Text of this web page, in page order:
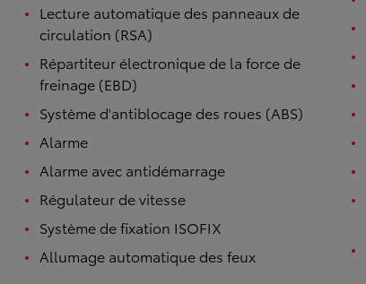
Lecture automatique des panneaux de
circulation (RSA)
Répartiteur électronique de la force de
freinage (EBD)
Système d'antiblocage des roues (ABS)
Alarme
Alarme avec antidémarrage
Régulateur de vitesse
Système de fixation ISOFIX
Allumage automatique des feux